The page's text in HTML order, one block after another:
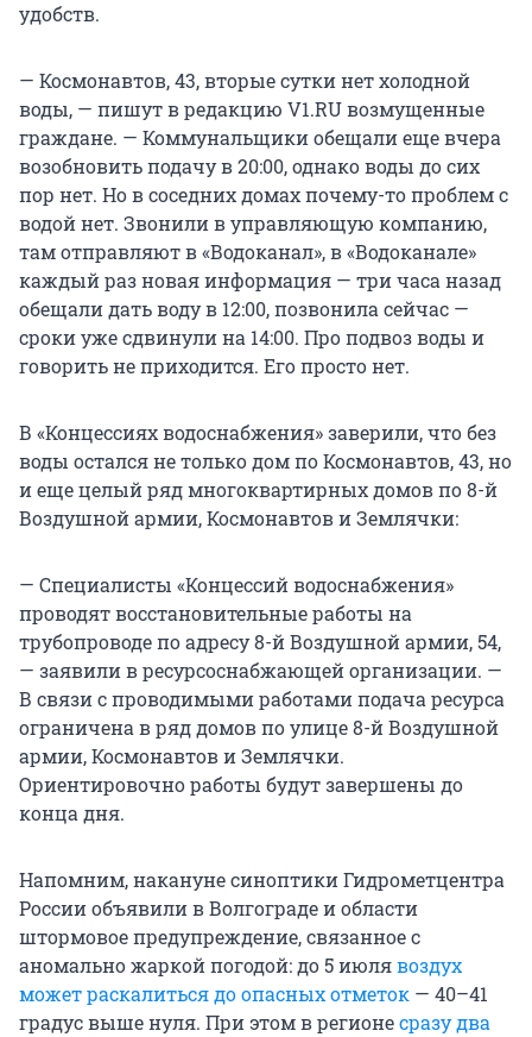
удобств.
— Космонавтов, 43, вторые сутки нет холодной
воды, — пишут в редакцию V1.RU возмущенные
граждане. — Коммунальщики обещали еще вчера
возобновить подачу в 20:00, однако воды до сих
пор нет. Но в соседних домах почему-то проблем с
водой нет. Звонили в управляющую компанию,
там отправляют в «Водоканал», в «Водоканале»
каждый раз новая информация — три часа назад
обещали дать воду в 12:00, позвонила сейчас —
сроки уже сдвинули на 14:00. Про подвоз воды и
говорить не приходится. Его просто нет.
В «Концессиях водоснабжения» заверили, что без
воды остался не только дом по Космонавтов, 43, но
и еще целый ряд многоквартирных домов по 8-й
Воздушной армии, Космонавтов и Землячки:
— Специалисты «Концессий водоснабжения»
проводят восстановительные работы на
трубопроводе по адресу 8-й Воздушной армии, 54,
— заявили в ресурсоснабжающей организации. —
В связи с проводимыми работами подача ресурса
ограничена в ряд домов по улице 8-й Воздушной
армии, Космонавтов и Землячки.
Ориентировочно работы будут завершены до
конца дня.
Напомним, накануне синоптики Гидрометцентра
России объявили в Волгограде и области
штормовое предупреждение, связанное с
аномально жаркой погодой: до 5 июлявоздух
может раскалиться до опасных отметок — 40–41
градус выше нуля. При этом в регионесразу два